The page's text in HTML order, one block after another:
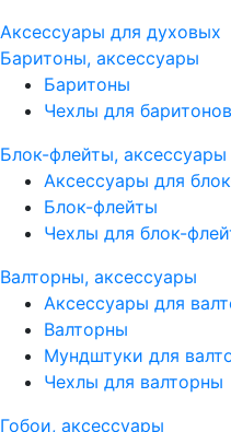
Аксессуары для духовых
Баритоны, аксессуары
Баритоны
Чехлы для баритонов
Блок-флейты, аксессуары
Аксессуары для
Блок-флейты
Чехлы для блок-
Валторны, аксессуары
Аксессуары для
Валторны
Мундштуки для
Чехлы для валторны
Гобои, аксессуары